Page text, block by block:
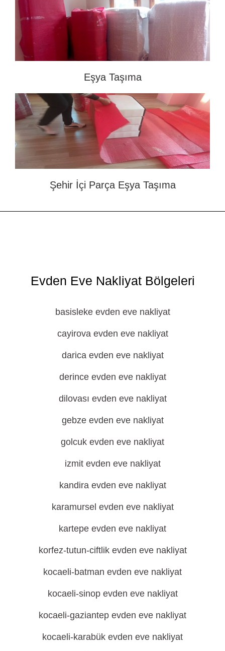
Eşya Taşıma
Şehir İçi Parça Eşya Taşıma
Evden Eve Nakliyat Bölgeleri
basisleke evden eve nakliyat
cayirova evden eve nakliyat
darica evden eve nakliyat
derince evden eve nakliyat
dilovası evden eve nakliyat
gebze evden eve nakliyat
golcuk evden eve nakliyat
izmit evden eve nakliyat
kandira evden eve nakliyat
karamursel evden eve nakliyat
kartepe evden eve nakliyat
korfez-tutun-ciftlik evden eve nakliyat
kocaeli-batman evden eve nakliyat
kocaeli-sinop evden eve nakliyat
kocaeli-gaziantep evden eve nakliyat
kocaeli-karabük evden eve nakliyat